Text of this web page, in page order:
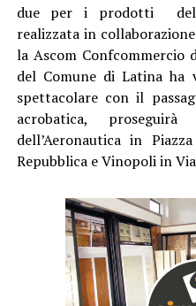
due per i prodotti del
realizzata in
la Ascom
del Comune di Latina ha
spettacolare con il
acrobatica,
dell’Aeronautica in
Repubblica e Vinopoli in